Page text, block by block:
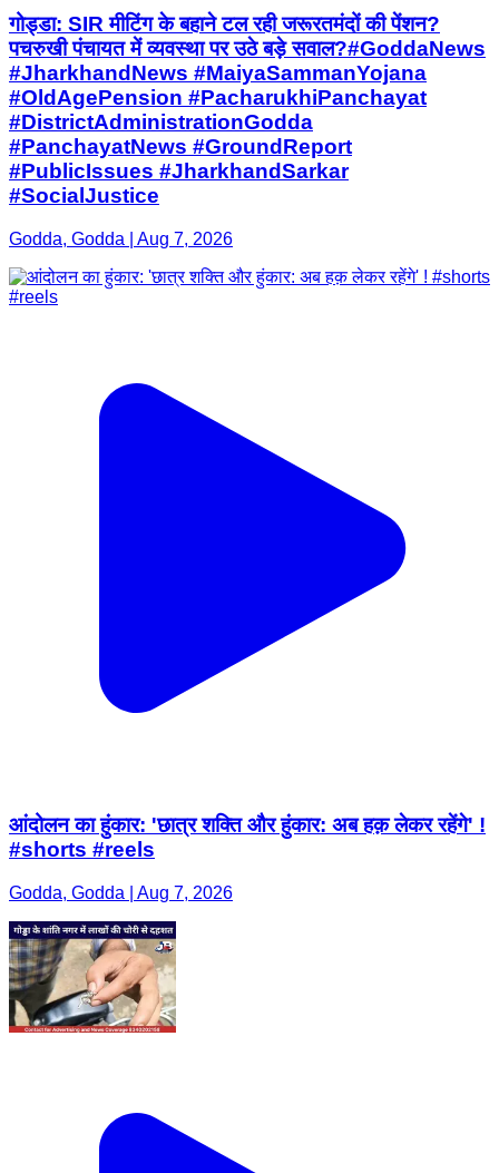
गोड्डा: ​SIR मीटिंग के बहाने टल रही जरूरतमंदों की पेंशन?
पचरुखी पंचायत में व्यवस्था पर उठे बड़े सवाल? ​#GoddaNews
#JharkhandNews #MaiyaSammanYojana
#OldAgePension #PacharukhiPanchayat
#DistrictAdministrationGodda
#PanchayatNews #GroundReport
#PublicIssues #JharkhandSarkar
#SocialJustice
Godda, Godda | Aug 7, 2026
आंदोलन का हुंकार: 'छात्र शक्ति और हुंकार: अब हक़ लेकर रहेंगे' !
#shorts #reels
Godda, Godda | Aug 7, 2026